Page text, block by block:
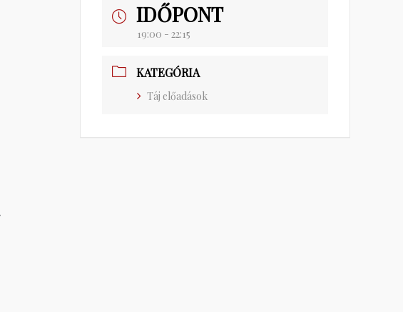
IDŐPONT
19:00 - 22:15
KATEGÓRIA
Táj előadások